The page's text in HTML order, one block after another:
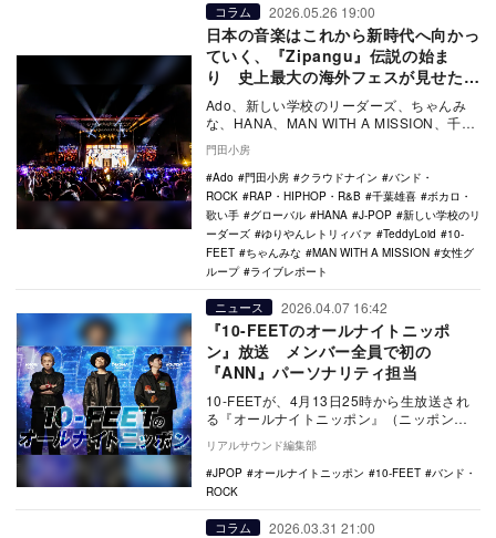
コラム 2026.05.26 19:00
日本の音楽はこれから新時代へ向かっ
ていく、『Zipangu』伝説の始ま
り 史上最大の海外フェスが見せた絶
景
Ado、新しい学校のリーダーズ、ちゃんみ
な、HANA、MAN WITH A MISSION、千葉
門田小房
Ado
門田小房 クラウドナイン
バンド・
ROCK
RAP・HIPHOP・R&B 千葉雄喜
ボカロ・
歌い手
グローバル HANA J-POP
新しい学校のリ
ーダーズ
ゆりやんレトリィバァ TeddyLoid
10-
FEET
ちゃんみな MAN WITH A MISSION
女性グ
ループ
ライブレポート
ニュース 2026.04.07 16:42
『10-FEETのオールナイトニッポ
ン』放送 メンバー全員で初の
『ANN』パーソナリティ担当
10-FEETが、4月13日25時から生放送され
る『オールナイトニッポン』（ニッポン放
リアルサウンド編集部
JPOP
オールナイトニッポン 10-FEET
バンド・
ROCK
コラム 2026.03.31 21:00